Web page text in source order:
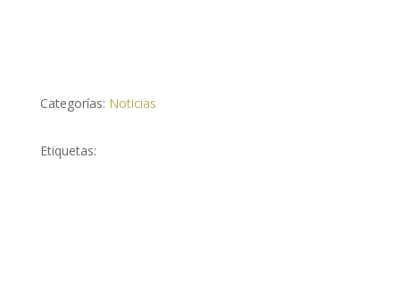
Categorías: Noticias
Etiquetas: